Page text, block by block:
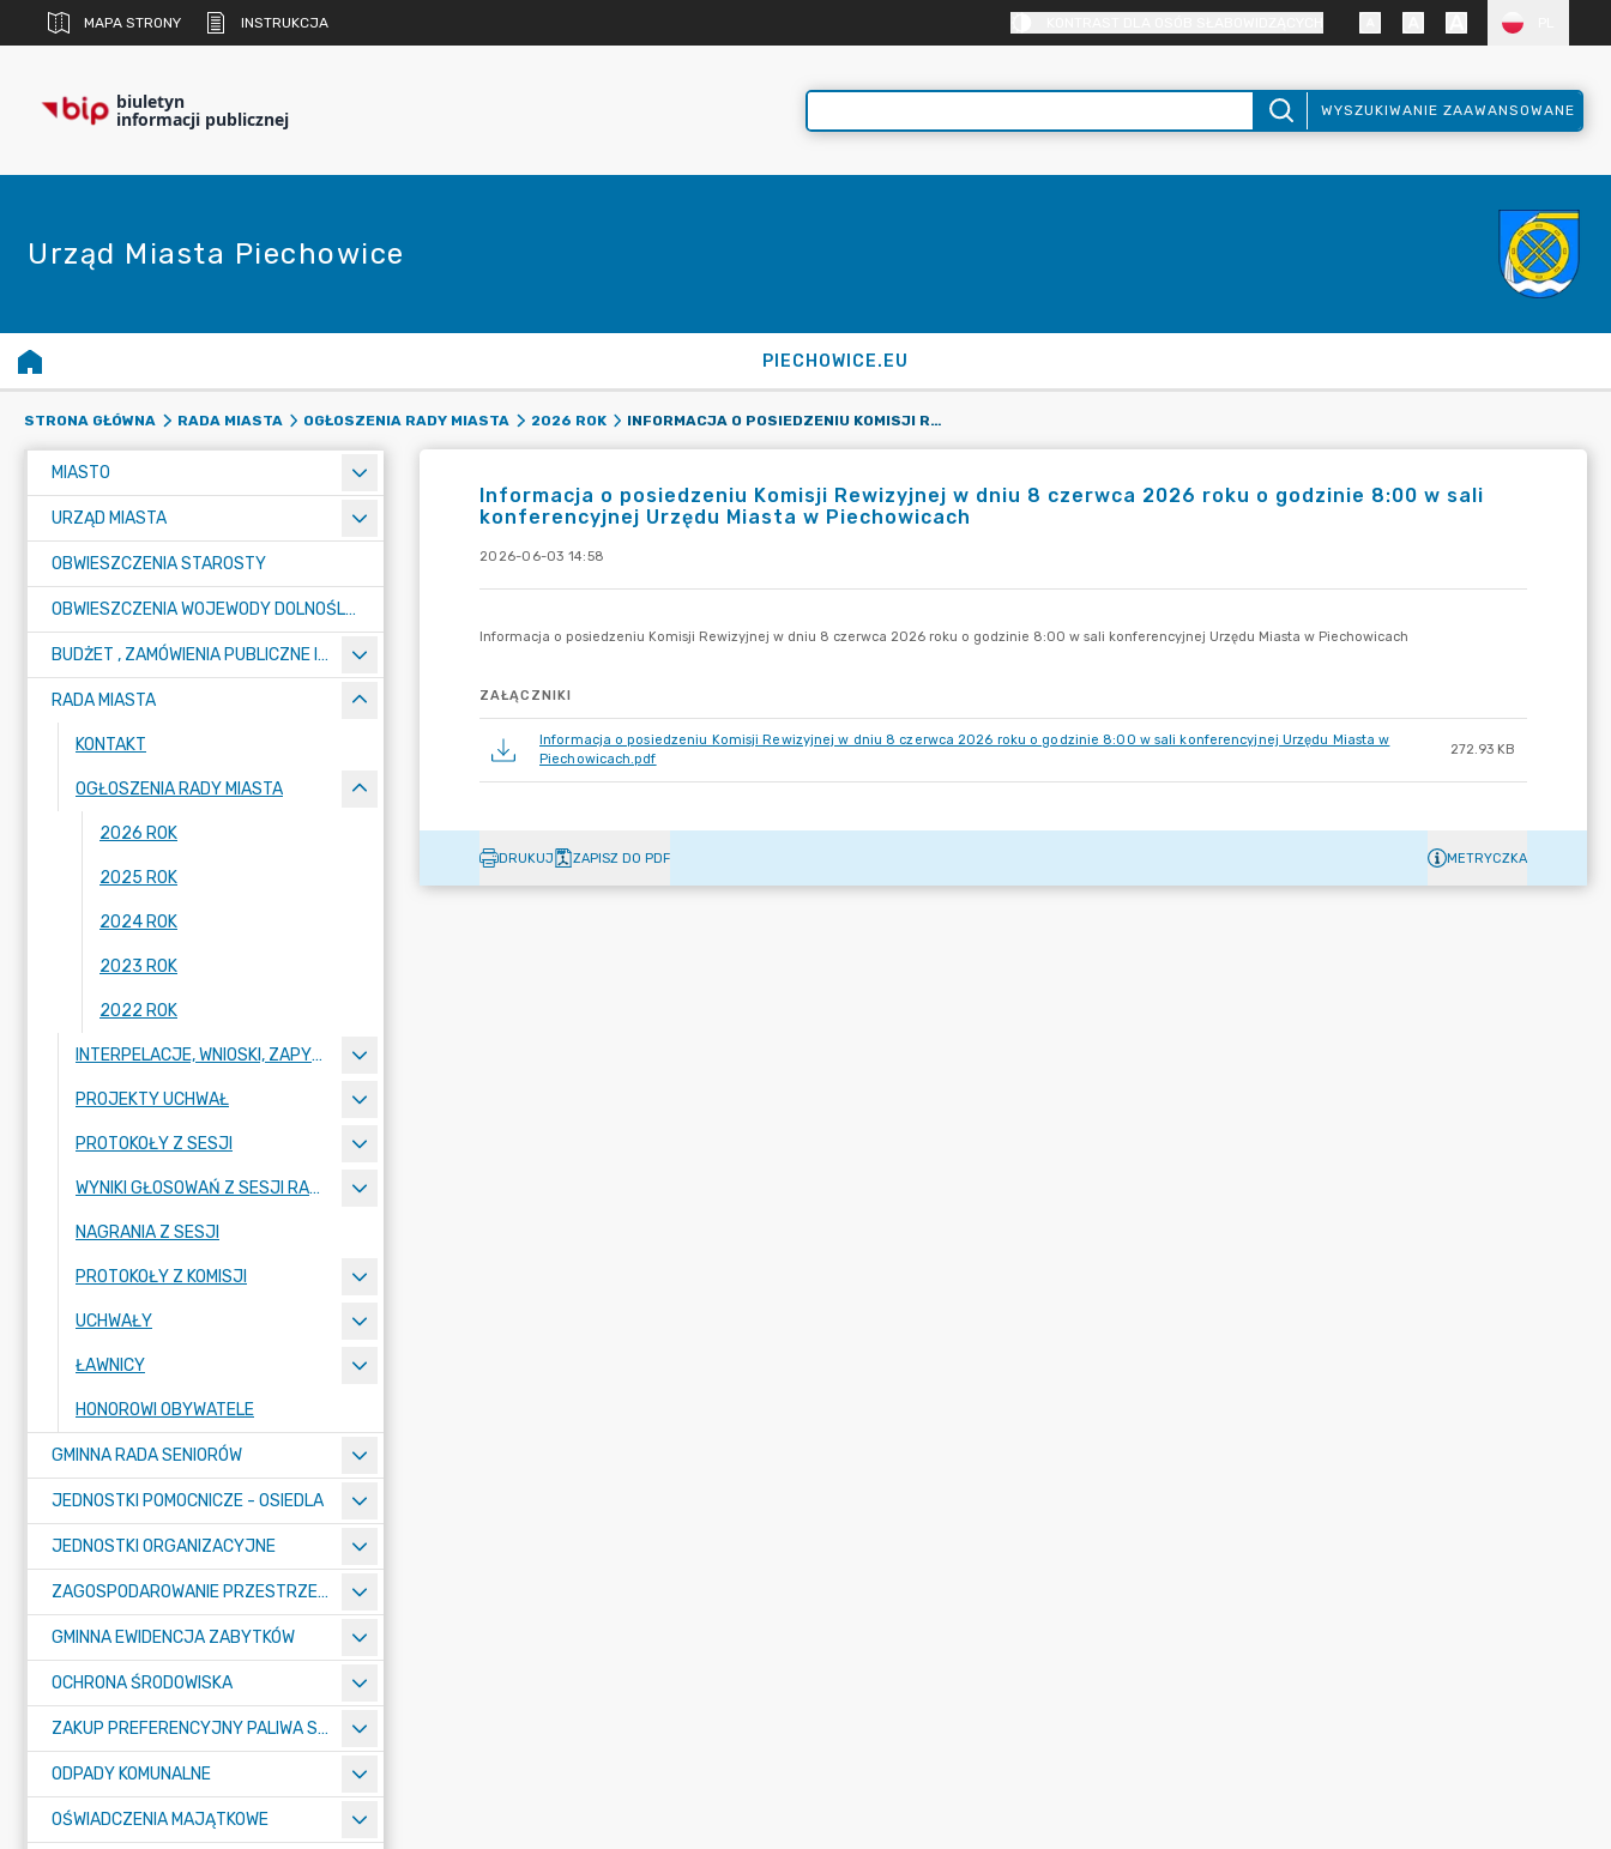
MAPA STRONY INSTRUKCJA
biuletyn
informacji publicznej WYSZUKIWANIE ZAAWANSOWANE
Urząd Miasta Piechowice
PIECHOWICE.EU
STRONA GŁÓWNA RADA MIASTA OGŁOSZENIA RADY MIASTA 2026 ROK INFORMACJA O POSIEDZENIU KOMISJI REWIZYJNEJ W DNIU 8 CZERWCA 2026 ROKU O GODZINIE 8:00 W SALI KONFERENCYJNEJ URZĘDU MIASTA W PIECHOWICACH
MIASTO
URZĄD MIASTA
OBWIESZCZENIA STAROSTY
OBWIESZCZENIA WOJEWODY DOLNOŚLĄSKIEGO, MARSZAŁKA DOLNOŚLĄSKIEGO, MINISTRA ROZWOJU I TECHNOLOGII
BUDŻET , ZAMÓWIENIA PUBLICZNE I PRZETARGI
RADA MIASTA
KONTAKT
OGŁOSZENIA RADY MIASTA
2026 ROK
2025 ROK
2024 ROK
2023 ROK
2022 ROK
INTERPELACJE, WNIOSKI, ZAPYTANIA RADNYCH
PROJEKTY UCHWAŁ
PROTOKOŁY Z SESJI
WYNIKI GŁOSOWAŃ Z SESJI RADY MIASTA PIECHOWICE
NAGRANIA Z SESJI
PROTOKOŁY Z KOMISJI
UCHWAŁY
ŁAWNICY
HONOROWI OBYWATELE
GMINNA RADA SENIORÓW
JEDNOSTKI POMOCNICZE - OSIEDLA
JEDNOSTKI ORGANIZACYJNE
ZAGOSPODAROWANIE PRZESTRZENNE
GMINNA EWIDENCJA ZABYTKÓW
OCHRONA ŚRODOWISKA
ZAKUP PREFERENCYJNY PALIWA STAŁEGO
ODPADY KOMUNALNE
OŚWIADCZENIA MAJĄTKOWE
Informacja o posiedzeniu Komisji Rewizyjnej w dniu 8 czerwca 2026 roku o godzinie 8:00 w sali
konferencyjnej Urzędu Miasta w Piechowicach
2026-06-03 14:58
ZAŁĄCZNIKI
Informacja o posiedzeniu Komisji Rewizyjnej w dniu 8 czerwca 2026 roku o godzinie 8:00 w sali konferencyjnej Urzędu Miasta w
Piechowicach.pdf
272.93 KB
DRUKUJ ZAPISZ DO PDF METRYCZKA